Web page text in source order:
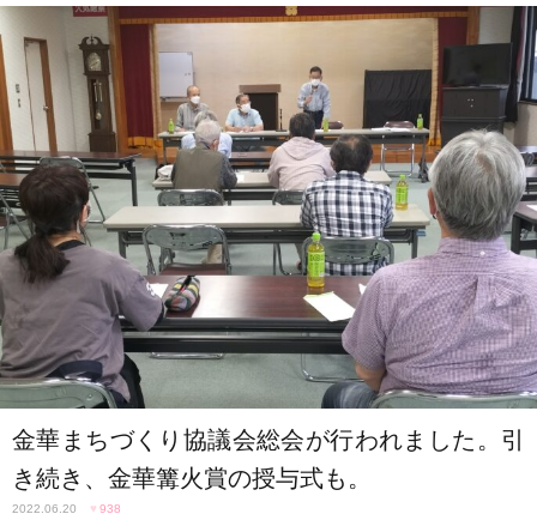
金華まちづくり協議会総会が行われました。引
き続き、金華篝火賞の授与式も。
2022.06.20 ♥ 938